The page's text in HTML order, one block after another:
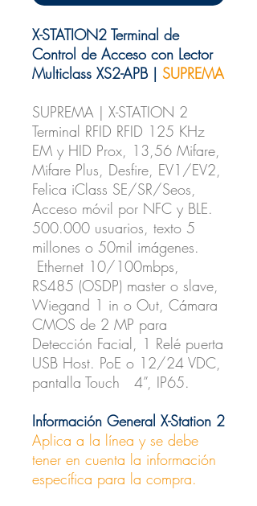
X-STATION2 Terminal de
Control de Acceso con Lector
Multiclass XS2-APB | SUPREMA
SUPREMA | X-STATION 2
Terminal RFID RFID 125 KHz
EM y HID Prox, 13,56 Mifare,
Mifare Plus, Desfire, EV1/EV2,
Felica iClass SE/SR/Seos,
Acceso móvil por NFC y BLE.
500.000 usuarios, texto 5
millones o 50mil imágenes.
Ethernet 10/100mbps,
RS485 (OSDP) master o slave,
Wiegand 1 in o Out, Cámara
CMOS de 2 MP para
Detección Facial, 1 Relé puerta
USB Host. PoE o 12/24 VDC,
pantalla Touch 4”, IP65.
Información General X-Station 2
Aplica a la línea y se debe
tener en cuenta la información
específica para la compra.